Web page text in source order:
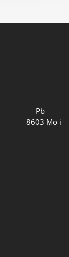
Pb
Mo i